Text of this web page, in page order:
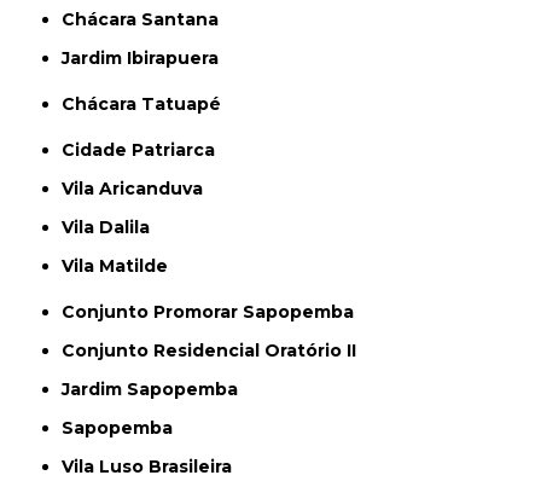
Chácara Santana
Jardim Ibirapuera
Chácara Tatuapé
Cidade Patriarca
Vila Aricanduva
Vila Dalila
Vila Matilde
Conjunto Promorar Sapopemba
Conjunto Residencial Oratório II
Jardim Sapopemba
Sapopemba
Vila Luso Brasileira